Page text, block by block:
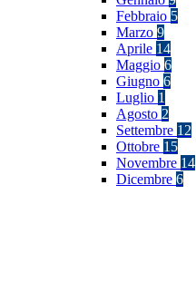
Febbraio 5
Marzo 9
Aprile 14
Maggio 6
Giugno 6
Luglio 1
Agosto 2
Settembre 12
Ottobre 15
Novembre 14
Dicembre 6